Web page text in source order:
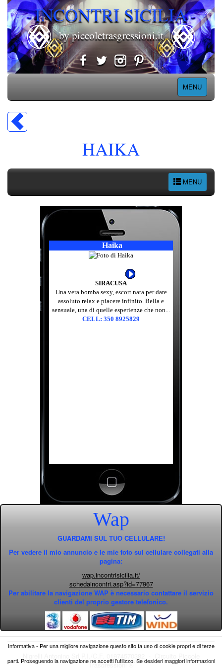
INCONTRI SICILIA
by piccoletrasgressioni.it
MENU
HAIKA
MENU
Haika
SIRACUSA
Una vera bomba sexy, escort nata per dare
assoluto relax e piacere infinito. Bella e
sensuale, una di quelle esperienze che non...
CELL: 350 8925829
Wap
GUARDAMI SUL TUO CELLULARE!
Per vedere il mio annuncio e le mie foto sul cellulare collegati alla
pagina:
wap.incontrisicilia.it/
schedaincontri.asp?id=77967
Per abilitare la navigazione WAP è necessario contattare il servizio
clienti del proprio gestore telefonico.
Trasgressioni ®
Informativa - Per una migliore navigazione questo sito fa uso di cookie propri e di terze
parti. Proseguendo la navigazione ne accetti l'utilizzo. Se desideri maggiori informazioni